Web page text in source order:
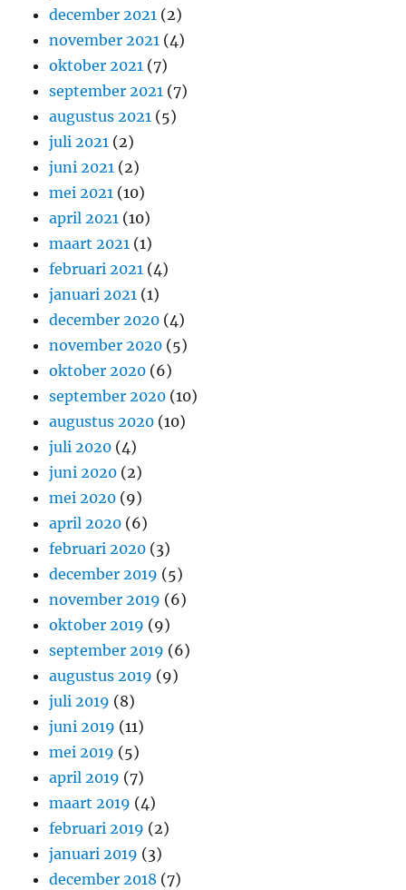
december 2021 (2)
november 2021 (4)
oktober 2021 (7)
september 2021 (7)
augustus 2021 (5)
juli 2021 (2)
juni 2021 (2)
mei 2021 (10)
april 2021 (10)
maart 2021 (1)
februari 2021 (4)
januari 2021 (1)
december 2020 (4)
november 2020 (5)
oktober 2020 (6)
september 2020 (10)
augustus 2020 (10)
juli 2020 (4)
juni 2020 (2)
mei 2020 (9)
april 2020 (6)
februari 2020 (3)
december 2019 (5)
november 2019 (6)
oktober 2019 (9)
september 2019 (6)
augustus 2019 (9)
juli 2019 (8)
juni 2019 (11)
mei 2019 (5)
april 2019 (7)
maart 2019 (4)
februari 2019 (2)
januari 2019 (3)
december 2018 (7)